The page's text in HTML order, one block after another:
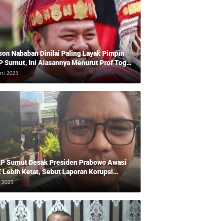
Nababan Dinilai Paling Layak Pimpin
Sumut, Ini Alasannya Menurut Prof Togu
2025
Sumut Desak Presiden Prabowo Awasi
Lebih Ketat, Sebut Laporan Korupsi
2025